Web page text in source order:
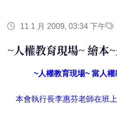
11 1 月 2009, 03:34 下午
~人權教育現場~ 繪本
~人權教育現場~ 當人
本會執行長李惠芬老師在班